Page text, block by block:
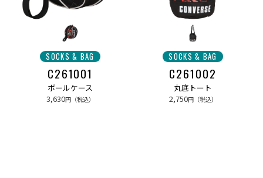
SOCKS & BAG
C261001
ボールケース
3,630円（税込）
SOCKS & BAG
C261002
丸底トート
2,750円（税込）